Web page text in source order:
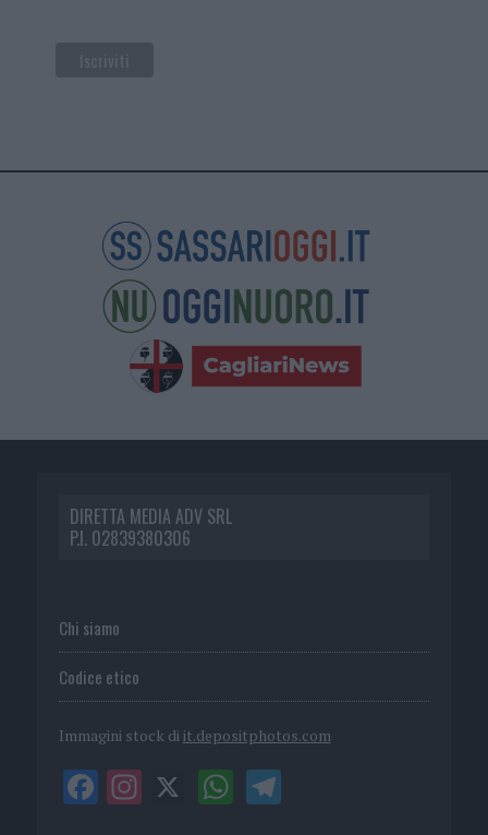
DIRETTA MEDIA ADV SRL
P.I. 02839380306
Chi siamo
Codice etico
Immagini stock di it.depositphotos.com